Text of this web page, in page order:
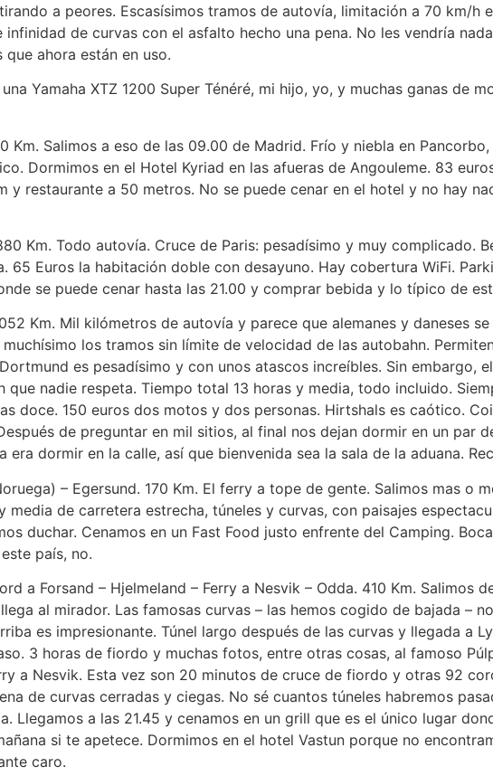
a peores. Escasísimos tramos de autovía, limitación a 70 km/
de curvas con el asfalto hecho una pena. No les vendría
ahora están en uso.
Yamaha XTZ 1200 Super Ténéré, mi hijo, yo, y muchas ganas de
Km. Salimos a eso de las 09.00 de Madrid. Frío y niebla en
Dormimos en el Hotel Kyriad en las afueras de Angouleme. 83
y restaurante a 50 metros. No se puede cenar en el hotel y no hay
Km. Todo autovía. Cruce de Paris: pesadísimo y muy complicado.
65 Euros la habitación doble con desayuno. Hay cobertura WiFi.
se puede cenar hasta las 21.00 y comprar bebida y lo típico de
Km. Mil kilómetros de autovía y parece que alemanes y daneses
los tramos sin límite de velocidad de las autobahn.
es pesadísimo y con unos atascos increíbles. Sin embargo,
que nadie respeta. Tiempo total 13 horas y media, todo incluido.
doce. 150 euros dos motos y dos personas. Hirtshals es caótico.
de preguntar en mil sitios, al final nos dejan dormir en un par
dormir en la calle, así que bienvenida sea la sala de la aduana.
– Egersund. 170 Km. El ferry a tope de gente. Salimos mas o
media de carretera estrecha, túneles y curvas, con paisajes
duchar. Cenamos en un Fast Food justo enfrente del Camping.
país, no.
a Forsand – Hjelmeland – Ferry a Nesvik – Odda. 410 Km. Salimos
al mirador. Las famosas curvas – las hemos cogido de bajada –
es impresionante. Túnel largo después de las curvas y llegada a
3 horas de fiordo y muchas fotos, entre otras cosas, al famoso
a Nesvik. Esta vez son 20 minutos de cruce de fiordo y otras 92
de curvas cerradas y ciegas. No sé cuantos túneles habremos
Llegamos a las 21.45 y cenamos en un grill que es el único lugar
si te apetece. Dormimos en el hotel Vastun porque no
caro.